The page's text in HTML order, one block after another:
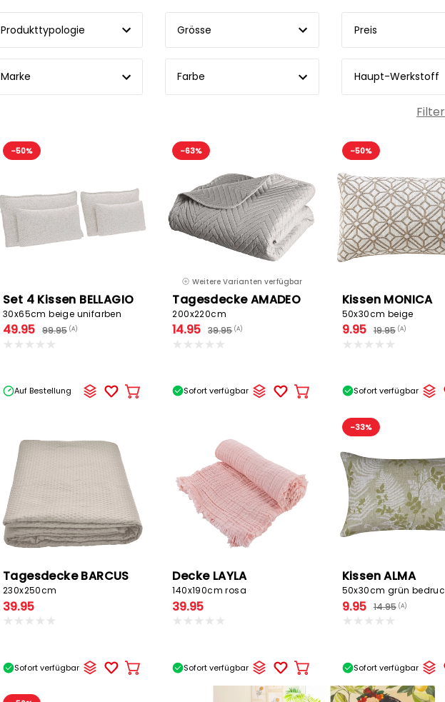
Produkttypologie Grösse Preis
Marke Farbe Haupt-Werkstoff
-50%
Set 4 Kissen BELLAGIO
30x65cm beige unifarben
49.95 99.95 (A)
Auf Bestellung In
-63%
Weitere Varianten verfügbar
Tagesdecke AMADEO
200x220cm
14.95 39.95 (A)
Sofort verfügbar In
Warenkorb
-50%
Kissen MONICA
50x30cm beige
9.95 19.95 (A)
Sofort verfügbar
Tagesdecke BARCUS
230x250cm
39.95
Sofort verfügbar In
Decke LAYLA
140x190cm rosa
39.95
Sofort verfügbar In
den
Warenkorb
-33%
Kissen ALMA
50x30cm grün
9.95 14.95 (A)
Sofort verfügbar